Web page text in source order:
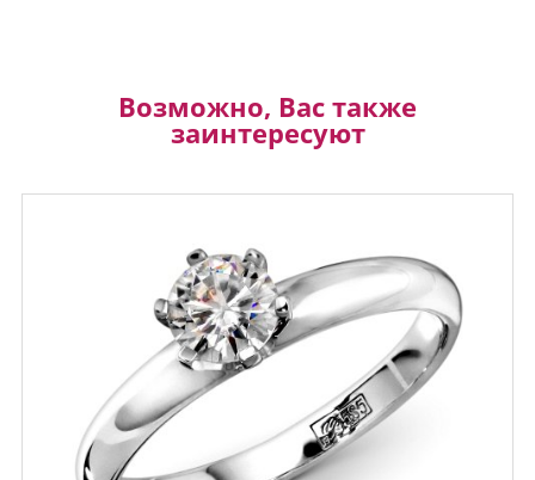
Возможно, Вас также
заинтересуют